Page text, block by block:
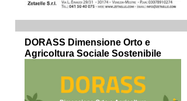
DORASS Dimensione Orto e
Agricoltura Sociale Sostenibile